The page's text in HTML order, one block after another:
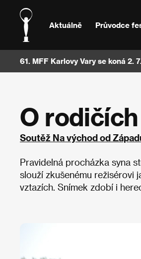
Aktuálně Průvodce
61. MFF Karlovy Vary se koná 2.
O
Soutěž Na východ od
Pravidelná procházka syna
slouží zkušenému režisérovi
vztazích. Snímek zdobí i